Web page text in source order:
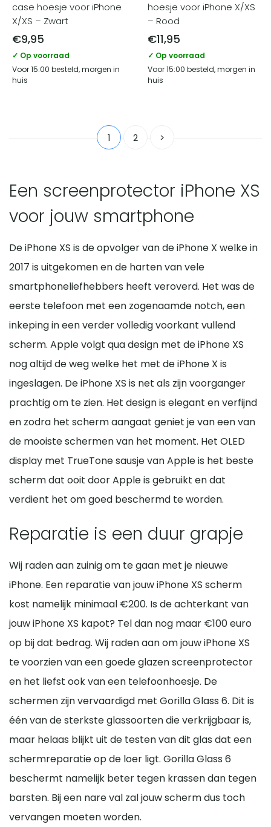
case hoesje voor iPhone
X/XS – Zwart
€9,95
✓ Op voorraad
Voor 15:00 besteld, morgen in
huis
hoesje voor iPhone X/XS
– Rood
€11,95
✓ Op voorraad
Voor 15:00 besteld, morgen in
huis
1 2 >
Een screenprotector iPhone XS
voor jouw smartphone
De iPhone XS is de opvolger van de iPhone X welke in
2017 is uitgekomen en de harten van vele
smartphoneliefhebbers heeft veroverd. Het was de
eerste telefoon met een zogenaamde notch, een
inkeping in een verder volledig voorkant vullend
scherm. Apple volgt qua design met de iPhone XS
nog altijd de weg welke het met de iPhone X is
ingeslagen. De iPhone XS is net als zijn voorganger
prachtig om te zien. Het design is elegant en verfijnd
en zodra het scherm aangaat geniet je van een van
de mooiste schermen van het moment. Het OLED
display met TrueTone sausje van Apple is het beste
scherm dat ooit door Apple is gebruikt en dat
verdient het om goed beschermd te worden.
Reparatie is een duur grapje
Wij raden aan zuinig om te gaan met je nieuwe
iPhone. Een reparatie van jouw iPhone XS scherm
kost namelijk minimaal €200. Is de achterkant van
jouw iPhone XS kapot? Tel dan nog maar €100 euro
op bij dat bedrag. Wij raden aan om jouw iPhone XS
te voorzien van een goede glazen screenprotector
en het liefst ook van een telefoonhoesje. De
schermen zijn vervaardigd met Gorilla Glass 6. Dit is
één van de sterkste glassoorten die verkrijgbaar is,
maar helaas blijkt uit de testen van dit glas dat een
schermreparatie op de loer ligt. Gorilla Glass 6
beschermt namelijk beter tegen krassen dan tegen
barsten. Bij een nare val zal jouw scherm dus toch
vervangen moeten worden.